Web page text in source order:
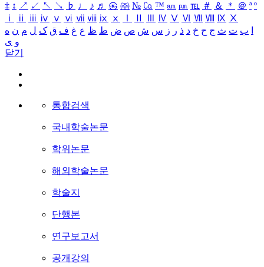
‡ ↕ ↗ ↙ ↖ ↘ ♭ ♩ ♪ ♬ ㉿ ㈜ № ㏇ ™ ㏂ ㏘ ℡ ＃ ＆ ＊ ＠ ª º
ⅰ
ⅱ ⅲ ⅳ ⅴ ⅵ ⅶ ⅷ ⅸ ⅹ Ⅳ Ⅴ Ⅵ Ⅶ Ⅷ Ⅸ Ⅹ
ب ت ث ج ح خ د ذ ر ز س ش ص ض ط ظ ع غ ف ق ک ل م ن ه
و ی
닫기
통합검색
국내학술논문
학위논문
해외학술논문
학술지
단행본
연구보고서
공개강의